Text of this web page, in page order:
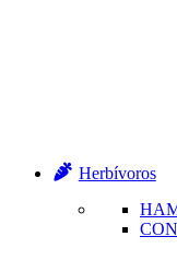
Herbívoros